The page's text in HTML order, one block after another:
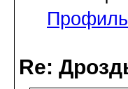
Профиль
Re: